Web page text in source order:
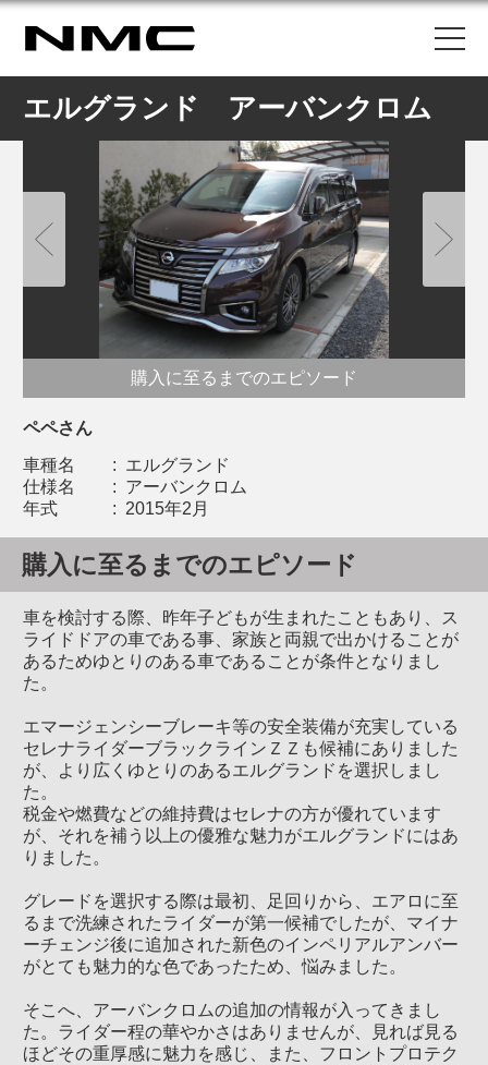
エルグランド アーバンクロム
購入に至るまでのエピソード
ペペさん
車種名 : エルグランド
仕様名
: アーバンクロム
年式
: 2015年2月
購入に至るまでのエピソード
車を検討する際、昨年子どもが生まれたこともあり、ス
ライドドアの車である事、家族と両親で出かけることが
あるためゆとりのある車であることが条件となりまし
た。
エマージェンシーブレーキ等の安全装備が充実している
セレナライダーブラックラインＺＺも候補にありました
が、より広くゆとりのあるエルグランドを選択しまし
た。
税金や燃費などの維持費はセレナの方が優れています
が、それを補う以上の優雅な魅力がエルグランドにはあ
りました。
グレードを選択する際は最初、足回りから、エアロに至
るまで洗練されたライダーが第一候補でしたが、マイナ
ーチェンジ後に追加された新色のインペリアルアンバー
がとても魅力的な色であったため、悩みました。
そこへ、アーバンクロムの追加の情報が入ってきまし
た。ライダー程の華やかさはありませんが、見れば見る
ほどその重厚感に魅力を感じ、また、フロントプロテク